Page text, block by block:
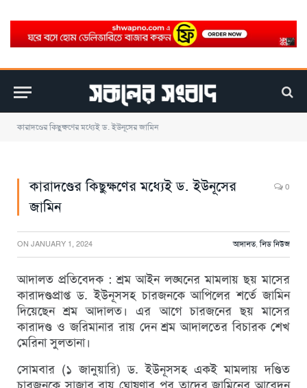
কারাদণ্ডের কিছুক্ষণের মধ্যেই ড. ইউনূসের জামিন
কারাদণ্ডের কিছুক্ষণের মধ্যেই ড. ইউনূসের
জামিন
0
ON JANUARY 1, 2024 আদালত,লিড নিউজ
আদালত প্রতিবেদক : শ্রম আইন লঙ্ঘনের মামলায় ছয় মাসের
কারাদণ্ডপ্রাপ্ত ড. ইউনূসসহ চারজনকে আপিলের শর্তে জামিন
দিয়েছেন শ্রম আদালত। এর আগে চারজনের ছয় মাসের
কারাদণ্ড ও জরিমানার রায় দেন শ্রম আদালতের বিচারক শেখ
মেরিনা সুলতানা।
সোমবার (১ জানুয়ারি) ড. ইউনূসসহ একই মামলায় দণ্ডিত